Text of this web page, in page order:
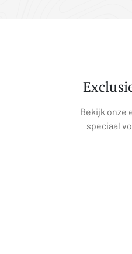
Bekijk onze
speciaal